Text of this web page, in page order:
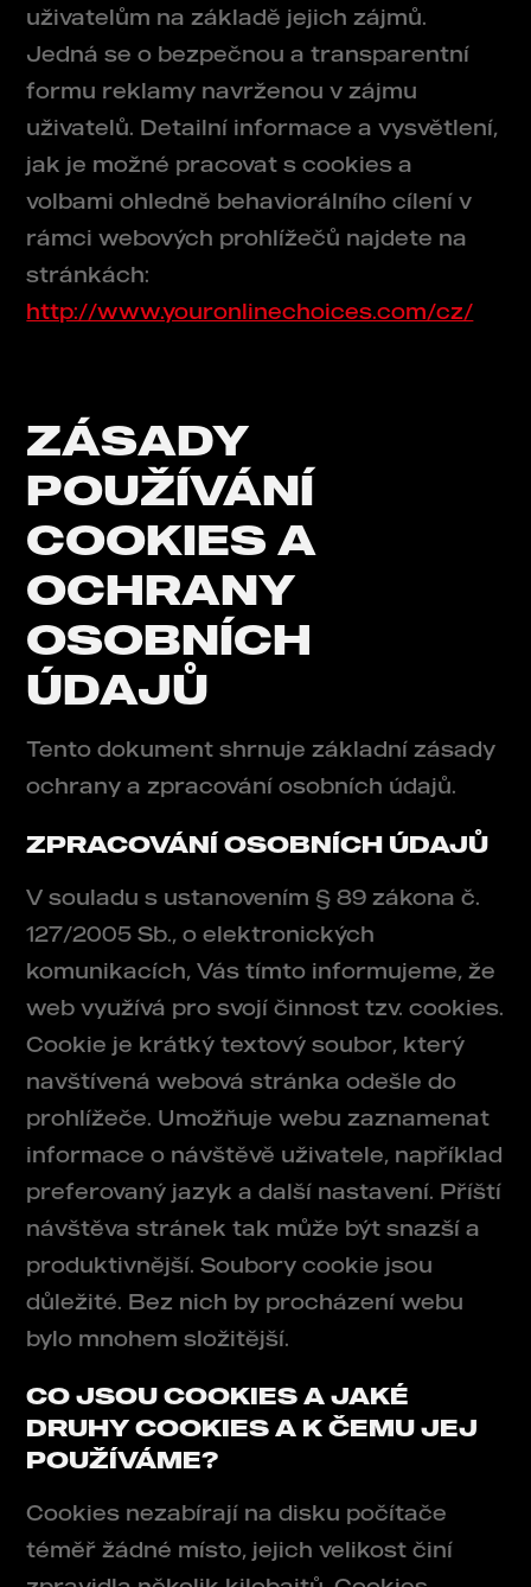
uživatelům na základě jejich zájmů.
Jedná se o bezpečnou a transparentní
formu reklamy navrženou v zájmu
uživatelů. Detailní informace a vysvětlení,
jak je možné pracovat s cookies a
volbami ohledně behaviorálního cílení v
rámci webových prohlížečů najdete na
stránkách:
http://www.youronlinechoices.com/cz/
ZÁSADY
POUŽÍVÁNÍ
COOKIES A
OCHRANY
OSOBNÍCH
ÚDAJŮ
Tento dokument shrnuje základní zásady
ochrany a zpracování osobních údajů.
ZPRACOVÁNÍ OSOBNÍCH ÚDAJŮ
V souladu s ustanovením § 89 zákona č.
127/2005 Sb., o elektronických
komunikacích, Vás tímto informujeme, že
web využívá pro svojí činnost tzv. cookies.
Cookie je krátký textový soubor, který
navštívená webová stránka odešle do
prohlížeče. Umožňuje webu zaznamenat
informace o návštěvě uživatele, například
preferovaný jazyk a další nastavení. Příští
návštěva stránek tak může být snazší a
produktivnější. Soubory cookie jsou
důležité. Bez nich by procházení webu
bylo mnohem složitější.
CO JSOU COOKIES A JAKÉ
DRUHY COOKIES A K ČEMU JEJ
POUŽÍVÁME?
Cookies nezabírají na disku počítače
téměř žádné místo, jejich velikost činí